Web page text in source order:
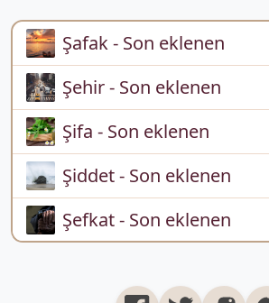
Şafak - Son eklenen
Şehir - Son eklenen
Şifa - Son eklenen
Şiddet - Son eklenen
Şefkat - Son eklenen